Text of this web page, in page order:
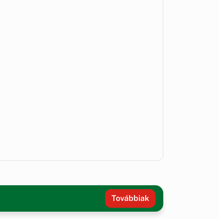
Továbbiak